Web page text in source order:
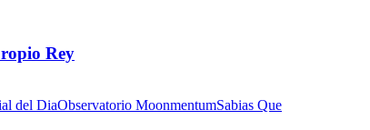
Rey
del DiaObservatorio MoonmentumSabias Que